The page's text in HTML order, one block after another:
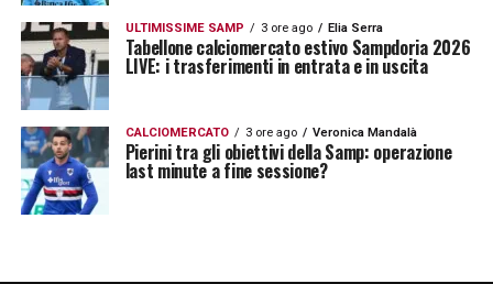
ULTIMISSIME SAMP 3 ore ago Elia Serra
Tabellone calciomercato estivo Sampdoria 2026
LIVE: i trasferimenti in entrata e in uscita
CALCIOMERCATO 3 ore ago Veronica Mandalà
Pierini tra gli obiettivi della Samp: operazione
last minute a fine sessione?